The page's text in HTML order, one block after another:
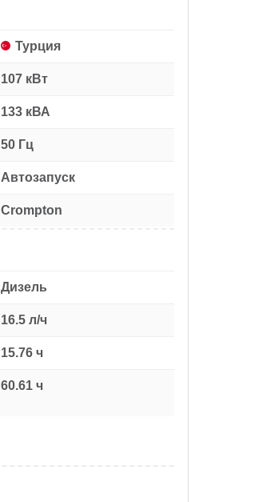
Турция
107 кВт
133 кВА
50 Гц
Автозапуск
Crompton
Дизель
16.5 л/ч
15.76 ч
60.61 ч